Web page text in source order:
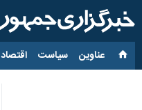
عناوین‌ سیاست اقتصاد